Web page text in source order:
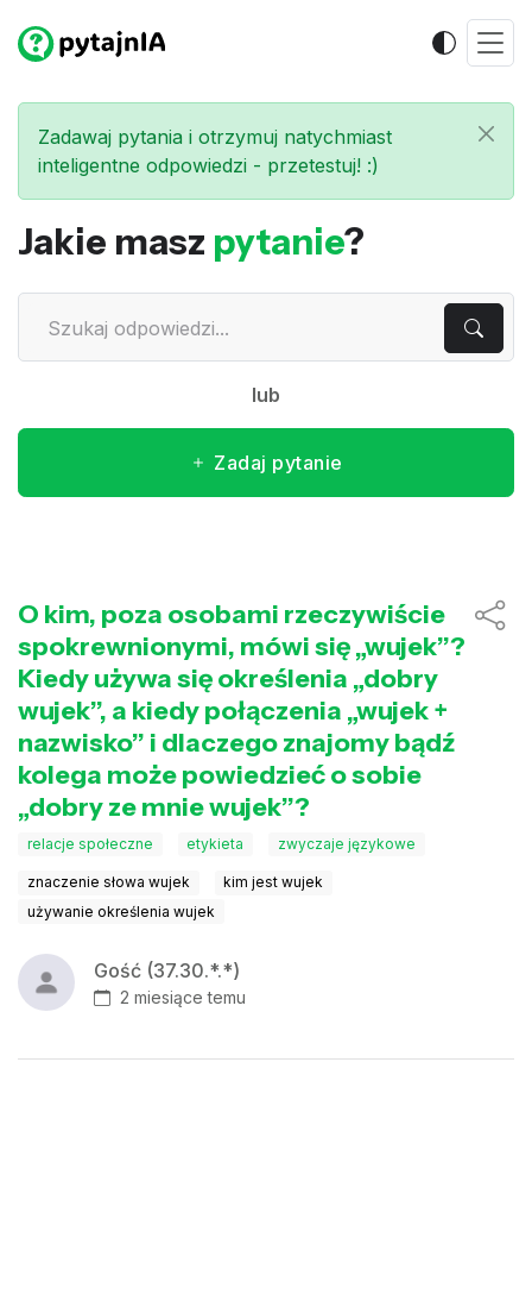
Zadawaj pytania i otrzymuj natychmiast
inteligentne odpowiedzi - przetestuj! :)
Jakie masz pytanie?
lub
Zadaj pytanie
O kim, poza osobami rzeczywiście
spokrewnionymi, mówi się „wujek”?
Kiedy używa się określenia „dobry
wujek”, a kiedy połączenia „wujek +
nazwisko” i dlaczego znajomy bądź
kolega może powiedzieć o sobie
„dobry ze mnie wujek”?
relacje społeczne etykieta zwyczaje językowe
znaczenie słowa wujek
kim jest wujek
używanie określenia wujek
Gość (37.30.*.*)
2 miesiące temu